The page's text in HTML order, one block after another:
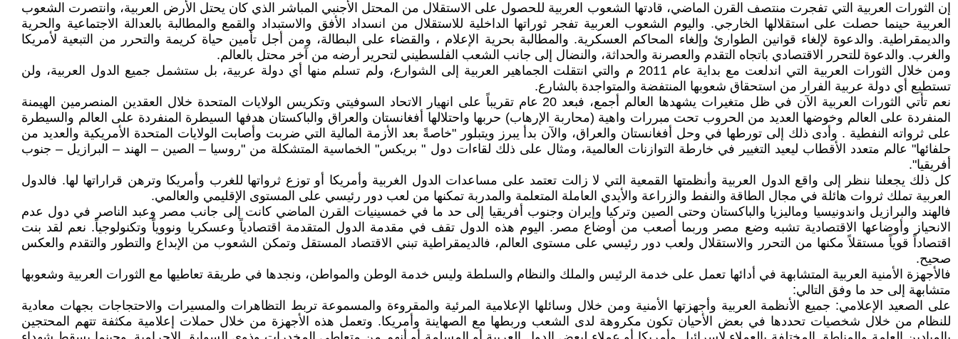
إن الثورات العربية التي تفجرت منتصف القرن الماضي، قادتها الشعوب العربية للحصول على الاستقلال من المحتل الأجنبي المباشر الذي كان يحتل الأرض العربية، وانتصرت الشعوب
العربية حينما حصلت على استقلالها الخارجي. واليوم الشعوب العربية تفجر ثوراتها الداخلية للاستقلال من انسداد الأفق والاستبداد والقمع والمطالبة بالعدالة الاجتماعية والحرية
والديمقراطية. والدعوة لإلغاء قوانين الطوارئ وإلغاء المحاكم العسكرية. والمطالبة بحرية الإعلام ، والقضاء على البطالة، ومن أجل تأمين حياة كريمة والتحرر من التبعية لأمريكا
والغرب. والدعوة للتحرر الاقتصادي باتجاه التقدم والعصرنة والحداثة، والنضال إلى جانب الشعب الفلسطيني لتحرير أرضه من آخر محتل بالعالم.
ومن خلال الثورات العربية التي اندلعت مع بداية عام 2011 م والتي انتقلت الجماهير العربية إلى الشوارع، ولم تسلم منها أي دولة عربية، بل ستشمل جميع الدول العربية، ولن
تستطيع أي دولة عربية الفرار من استحقاق شعوبها المنتفضة والمتواجدة بالشارع.
نعم تأتي الثورات العربية الآن في ظل متغيرات يشهدها العالم أجمع، فبعد 20 عام تقريباً على انهيار الاتحاد السوفيتي وتكريس الولايات المتحدة خلال العقدين المنصرمين الهيمنة
المنفردة على العالم وخوضها العديد من الحروب تحت مبررات واهية (محاربة الإرهاب) حربها واحتلالها أفغانستان والعراق والباكستان هدفها السيطرة المنفردة على العالم والسيطرة
على ثرواته النفطية . وأدى ذلك إلى تورطها في وحل أفغانستان والعراق، والآن بدأ يبرز ويتبلور "خاصةً بعد الأزمة المالية التي ضربت وأصابت الولايات المتحدة الأمريكية والعديد من
حلفائها" عالم متعدد الأقطاب ليعيد التغيير في خارطة التوازنات العالمية، ومثال على ذلك لقاءات دول " بريكس" الخماسية المتشكلة من "روسيا – الصين – الهند – البرازيل – جنوب
أفريقيا".
كل ذلك يجعلنا ننظر إلى واقع الدول العربية وأنظمتها القمعية التي لا زالت تعتمد على مساعدات الدول الغربية وأمريكا أو توزع ثرواتها للغرب وأمريكا وترهن قراراتها لها. فالدول
العربية تملك ثروات هائلة في مجال الطاقة والنفط والزراعة والأيدي العاملة المتعلمة والمدربة تمكنها من لعب دور رئيسي على المستوى الإقليمي والعالمي.
فالهند والبرازيل واندونيسيا وماليزيا والباكستان وحتى الصين وتركيا وإيران وجنوب أفريقيا إلى حد ما في خمسينيات القرن الماضي كانت إلى جانب مصر وعبد الناصر في دول عدم
الانحياز وأوضاعها الاقتصادية تشبه وضع مصر وربما أصعب من أوضاع مصر. اليوم هذه الدول تقف في مقدمة الدول المتقدمة اقتصادياً وعسكريا ونووياً وتكنولوجياً. نعم لقد بنت
اقتصاداً قوياً مستقلاً مكنها من التحرر والاستقلال ولعب دور رئيسي على مستوى العالم، فالديمقراطية تبني الاقتصاد المستقل وتمكن الشعوب من الإبداع والتطور والتقدم والعكس
صحيح.
فالأجهزة الأمنية العربية المتشابهة في أدائها تعمل على خدمة الرئيس والملك والنظام والسلطة وليس خدمة الوطن والمواطن، ونجدها في طريقة تعاطيها مع الثورات العربية وشعوبها
متشابهة إلى حد ما وفق التالي:
على الصعيد الإعلامي: جميع الأنظمة العربية وأجهزتها الأمنية ومن خلال وسائلها الإعلامية المرئية والمقروءة والمسموعة تربط التظاهرات والمسيرات والاحتجاجات بجهات معادية
للنظام من خلال شخصيات تحددها في بعض الأحيان تكون مكروهة لدى الشعب وربطها مع الصهاينة وأمريكا. وتعمل هذه الأجهزة من خلال حملات إعلامية مكثفة تتهم المحتجين